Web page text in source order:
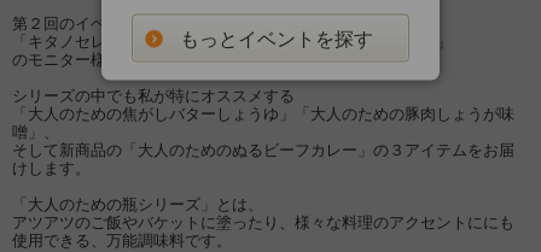
第２回のイベントでは、
「キタノセレクション 大人のための瓶シリーズ３点セット」
のモニター様を５０名様募集します！！
シリーズの中でも私が特にオススメする
「大人のための焦がしバターしょうゆ」「大人のための豚肉しょうが味
噌」、
そして新商品の「大人のためのぬるビーフカレー」の３アイテムをお届
けします。
「大人のための瓶シリーズ」とは、
アツアツのご飯やバケットに塗ったり、様々な料理のアクセントににも
使用できる、万能調味料です。
もっとイベントを探す